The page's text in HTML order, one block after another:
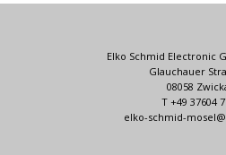
Elko Schmid Electronic
Glauchauer
08058
T +49 37604
elko-schmid-